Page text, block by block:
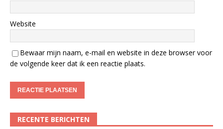
Website
Bewaar mijn naam, e-mail en website in deze browser voor
de volgende keer dat ik een reactie plaats.
RECENTE BERICHTEN